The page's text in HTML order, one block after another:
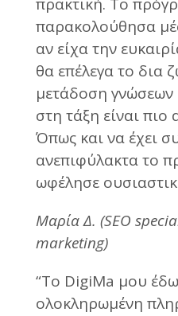
παρακολούθησα
αν είχα την
θα επέλεγα το δια
μετάδοση
στη τάξη είναι πιο
Όπως και να έχει
ανεπιφύλακτα το
ωφέλησε
Μαρία Δ. (SEO
marketing)
“Το DigiMa μου
ολοκληρωμένη